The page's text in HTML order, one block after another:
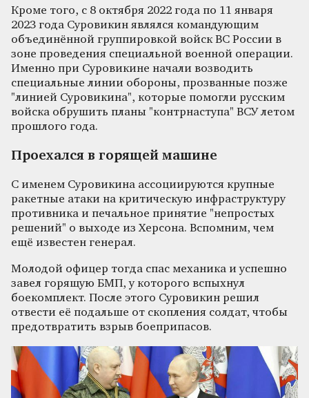
Кроме того, с 8 октября 2022 года по 11 января
2023 года Суровикин являлся командующим
объединённой группировкой войск ВС России в
зоне проведения специальной военной операции.
Именно при Суровикине начали возводить
специальные линии обороны, прозванные позже
"линией Суровикина", которые помогли русским
войска обрушить планы "контрнаступа" ВСУ летом
прошлого года.
Проехался в горящей машине
С именем Суровикина ассоциируются крупные
ракетные атаки на критическую инфраструктуру
противника и печальное принятие "непростых
решений" о выходе из Херсона. Вспомним, чем
ещё известен генерал.
Молодой офицер тогда спас механика и успешно
завел горящую БМП, у которого вспыхнул
боекомплект. После этого Суровикин решил
отвести её подальше от скопления солдат, чтобы
предотвратить взрыв боеприпасов.